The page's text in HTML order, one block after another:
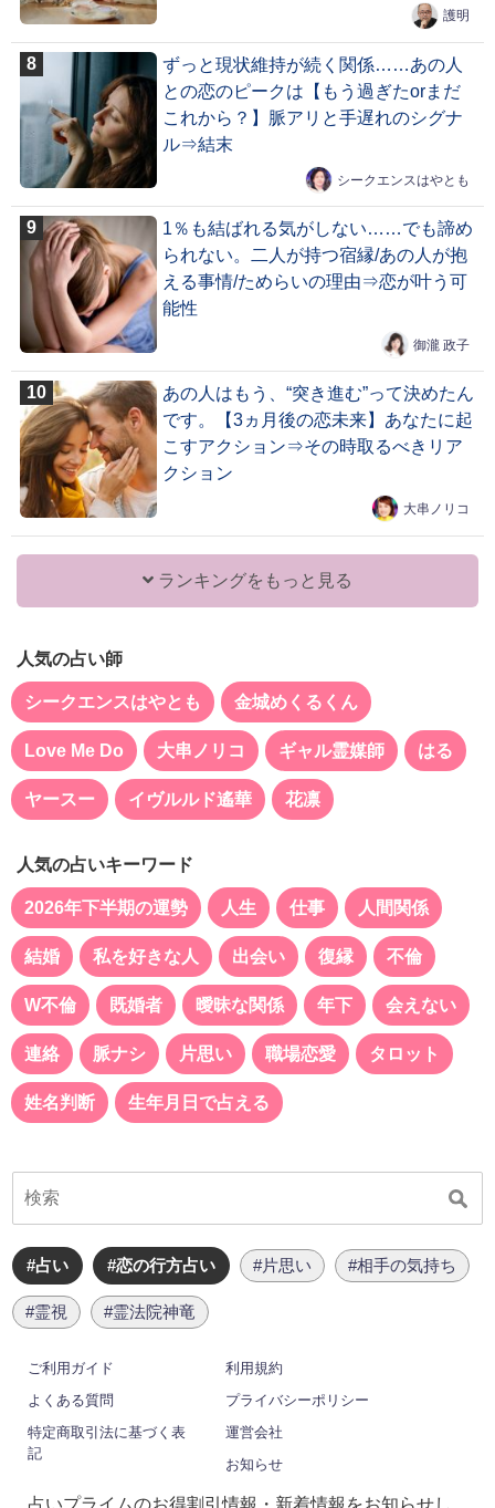
護明
ずっと現状維持が続く関係……あの人
との恋のピークは【もう過ぎたorまだ
これから？】脈アリと手遅れのシグナ
ル⇒結末
シークエンスはやとも
1％も結ばれる気がしない……でも諦め
られない。二人が持つ宿縁/あの人が抱
える事情/ためらいの理由⇒恋が叶う可
能性
御瀧 政子
あの人はもう、“突き進む”って決めたん
です。【3ヵ月後の恋未来】あなたに起
こすアクション⇒その時取るべきリア
クション
大串ノリコ
ランキングをもっと見る
人気の占い師
シークエンスはやとも 金城めくるくん
Love Me Do 大串ノリコ ギャル霊媒師 はる
ヤースー イヴルルド遙華 花凛
人気の占いキーワード
2026年下半期の運勢 人生 仕事 人間関係
結婚 私を好きな人 出会い 復縁 不倫
W不倫 既婚者 曖昧な関係 年下 会えない
連絡 脈ナシ 片思い 職場恋愛 タロット
姓名判断 生年月日で占える
#占い #恋の行方占い #片思い #相手の気持ち
#霊視 #霊法院神竜
ご利用ガイド
利用規約
よくある質問
プライバシーポリシー
特定商取引法に基づく表
記
運営会社
お知らせ
占いプライムのお得割引情報・新着情報をお知らせし